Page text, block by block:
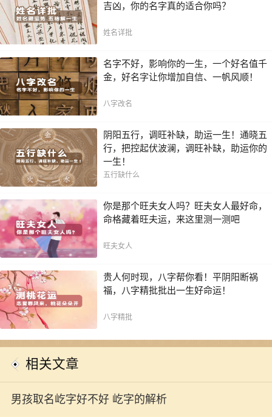
吉凶，你的名字真的适合你吗？
姓名详批
名字不好，影响你的一生，一个好名值千
金，好名字让你增加自信、一帆风顺！
八字改名
阴阳五行，调旺补缺，助运一生！通晓五
行，把控起伏波澜，调旺补缺，助运你的
一生！
五行缺什么
你是那个旺夫女人吗？旺夫女人最好命，
命格藏着旺夫运，来这里测一测吧
旺夫女人
贵人何时现，八字帮你看！平阴阳断祸
福，八字精批批出一生好命运！
八字精批
相关文章
男孩取名屹字好不好 屹字的解析